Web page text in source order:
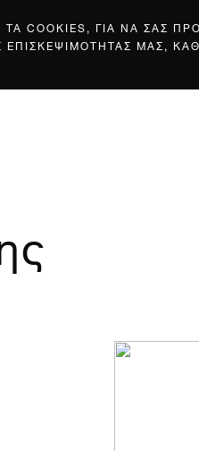
COOKIES, ΓΙΑ ΝΑ ΣΑΣ
ΜΑΣ,